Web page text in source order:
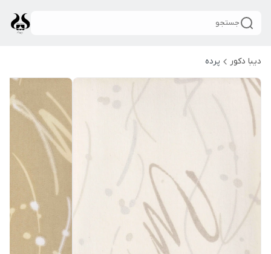
جستجو
دیبا دکور پرده